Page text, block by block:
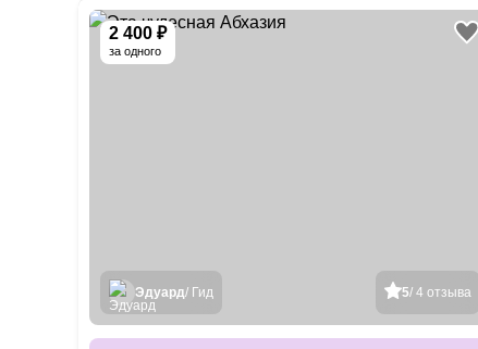
2 400 ₽
за одного
5/ 4 отзыва
Эдуард/ Гид